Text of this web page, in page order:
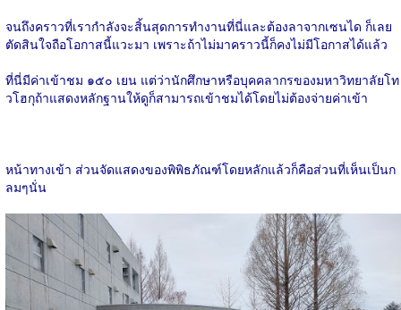
จนถึงคราวที่เรากำลังจะสิ้นสุดการทำงานที่นี่และต้องลาจากเซนได ก็เลย
ตัดสินใจถือโอกาสนี้แวะมา เพราะถ้าไม่มาคราวนี้ก็คงไม่มีโอกาสได้แล้ว
ที่นี่มีค่าเข้าชม ๑๕๐​ เยน แต่ว่านักศึกษาหรือบุคคลากรของมหาวิทยาลัยโท
วโฮกุถ้าแสดงหลักฐานให้ดูก็สามารถเข้าชมได้โดยไม่ต้องจ่ายค่าเข้า
หน้าทางเข้า ส่วนจัดแสดงของพิพิธภัณฑ์โดยหลักแล้วก็คือส่วนที่เห็นเป็นก
ลมๆนั่น